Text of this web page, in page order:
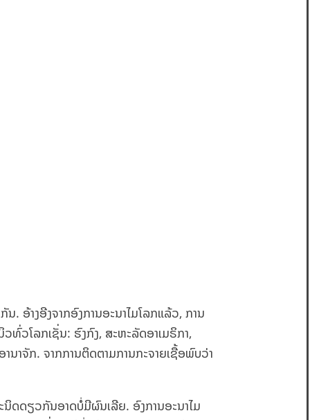
ອ້າງອີງຈາກອົງການອະນາໄມໂລກແລ້ວ, ການ
ທົ່ວໂລກເຊັ່ນ: ຮົງກົງ, ສະຫະລັດອາເມຣິກາ,
ນາຈັກ. ຈາກການຕິດຕາມການກະຈາຍເຊື້ອພົບວ່າ
ດດຽວກັນອາດບໍ່ມີຜົນເລີຍ. ອົງການອະນາໄມ